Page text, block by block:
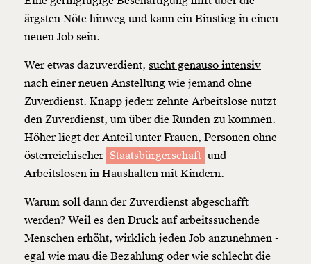
ärgsten Nöte hinweg und kann ein Einstieg in einen
neuen Job sein.
Wer etwas dazuverdient, sucht genauso intensiv
nach einer neuen Anstellung wie jemand ohne
Zuverdienst. Knapp jede:r zehnte Arbeitslose nutzt
den Zuverdienst, um über die Runden zu kommen.
Höher liegt der Anteil unter Frauen, Personen ohne
österreichischer Staatsbürgerschaft und
Arbeitslosen in Haushalten mit Kindern.
Warum soll dann der Zuverdienst abgeschafft
werden? Weil es den Druck auf arbeitssuchende
Menschen erhöht, wirklich jeden Job anzunehmen -
egal wie mau die Bezahlung oder wie schlecht die